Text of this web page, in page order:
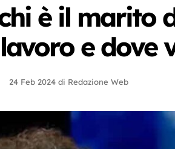
è il marito
e dove
24 Feb 2024 di Redazione Web